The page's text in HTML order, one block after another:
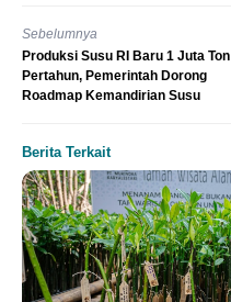
Sebelumnya
Produksi Susu RI Baru 1 Juta Ton
Pertahun, Pemerintah Dorong
Roadmap Kemandirian Susu
Berita Terkait